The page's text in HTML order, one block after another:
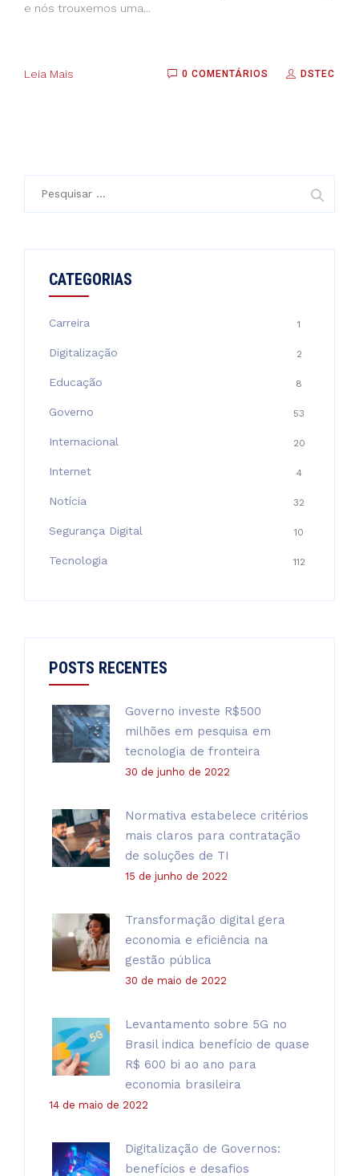
e nós trouxemos uma...
Leia Mais 0 COMENTÁRIOS DSTEC
CATEGORIAS
Carreira 1
Digitalização 2
Educação 8
Governo 53
Internacional 20
Internet 4
Notícia 32
Segurança Digital 10
Tecnologia 112
POSTS RECENTES
Governo investe R$500
milhões em pesquisa em
tecnologia de fronteira
30 de junho de 2022
Normativa estabelece critérios
mais claros para contratação
de soluções de TI
15 de junho de 2022
Transformação digital gera
economia e eficiência na
gestão pública
30 de maio de 2022
Levantamento sobre 5G no
Brasil indica benefício de quase
R$ 600 bi ao ano para
economia brasileira
14 de maio de 2022
Digitalização de Governos:
benefícios e desafios